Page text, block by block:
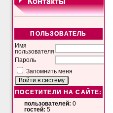
ПОЛЬЗОВАТЕЛЬ
Имя
пользователя
Пароль
Запомнить меня
ПОСЕТИТЕЛИ НА САЙТЕ:
пользователей: 0
гостей: 5